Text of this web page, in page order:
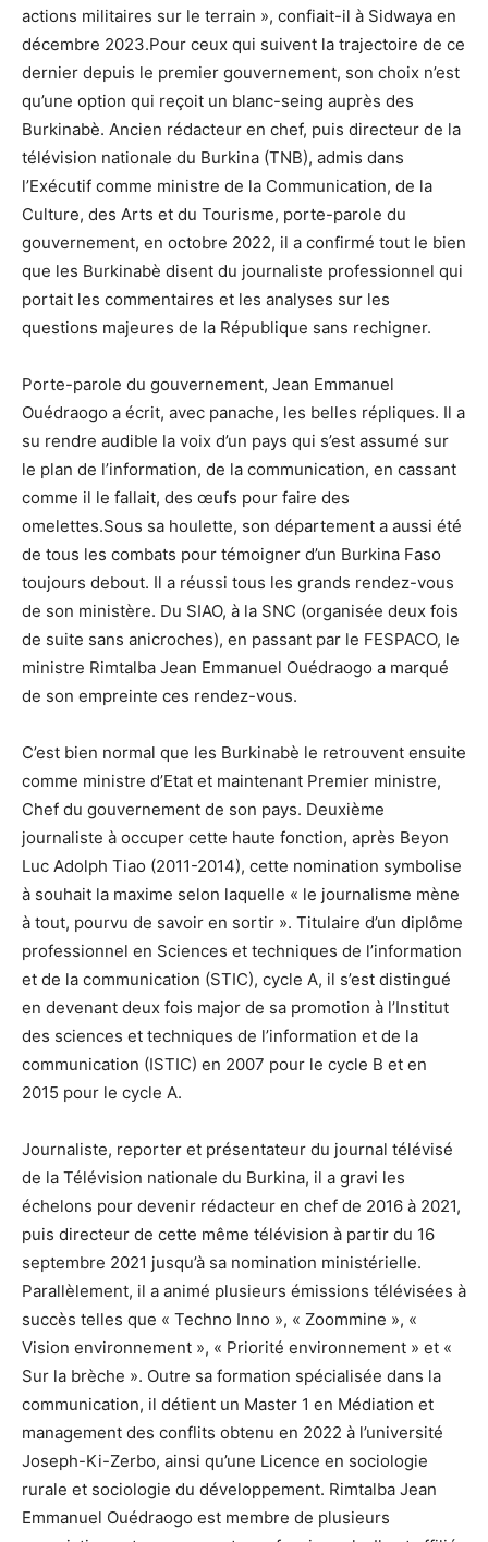
actions militaires sur le terrain », confiait-il à Sidwaya en
décembre 2023.Pour ceux qui suivent la trajectoire de ce
dernier depuis le premier gouvernement, son choix n’est
qu’une option qui reçoit un blanc-seing auprès des
Burkinabè. Ancien rédacteur en chef, puis directeur de la
télévision nationale du Burkina (TNB), admis dans
l’Exécutif comme ministre de la Communication, de la
Culture, des Arts et du Tourisme, porte-parole du
gouvernement, en octobre 2022, il a confirmé tout le bien
que les Burkinabè disent du journaliste professionnel qui
portait les commentaires et les analyses sur les
questions majeures de la République sans rechigner.
Porte-parole du gouvernement, Jean Emmanuel
Ouédraogo a écrit, avec panache, les belles répliques. Il a
su rendre audible la voix d’un pays qui s’est assumé sur
le plan de l’information, de la communication, en cassant
comme il le fallait, des œufs pour faire des
omelettes.Sous sa houlette, son département a aussi été
de tous les combats pour témoigner d’un Burkina Faso
toujours debout. Il a réussi tous les grands rendez-vous
de son ministère. Du SIAO, à la SNC (organisée deux fois
de suite sans anicroches), en passant par le FESPACO, le
ministre Rimtalba Jean Emmanuel Ouédraogo a marqué
de son empreinte ces rendez-vous.
C’est bien normal que les Burkinabè le retrouvent ensuite
comme ministre d’Etat et maintenant Premier ministre,
Chef du gouvernement de son pays. Deuxième
journaliste à occuper cette haute fonction, après Beyon
Luc Adolph Tiao (2011-2014), cette nomination symbolise
à souhait la maxime selon laquelle « le journalisme mène
à tout, pourvu de savoir en sortir ». Titulaire d’un diplôme
professionnel en Sciences et techniques de l’information
et de la communication (STIC), cycle A, il s’est distingué
en devenant deux fois major de sa promotion à l’Institut
des sciences et techniques de l’information et de la
communication (ISTIC) en 2007 pour le cycle B et en
2015 pour le cycle A.
Journaliste, reporter et présentateur du journal télévisé
de la Télévision nationale du Burkina, il a gravi les
échelons pour devenir rédacteur en chef de 2016 à 2021,
puis directeur de cette même télévision à partir du 16
septembre 2021 jusqu’à sa nomination ministérielle.
Parallèlement, il a animé plusieurs émissions télévisées à
succès telles que « Techno Inno », « Zoommine », «
Vision environnement », « Priorité environnement » et «
Sur la brèche ». Outre sa formation spécialisée dans la
communication, il détient un Master 1 en Médiation et
management des conflits obtenu en 2022 à l’université
Joseph-Ki-Zerbo, ainsi qu’une Licence en sociologie
rurale et sociologie du développement. Rimtalba Jean
Emmanuel Ouédraogo est membre de plusieurs